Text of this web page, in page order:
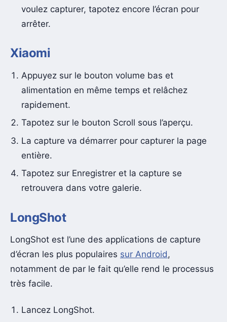
voulez capturer, tapotez encore l’écran pour
arrêter.
Xiaomi
Appuyez sur le bouton volume bas et
alimentation en même temps et relâchez
rapidement.
Tapotez sur le bouton Scroll sous l’aperçu.
La capture va démarrer pour capturer la page
entière.
Tapotez sur Enregistrer et la capture se
retrouvera dans votre galerie.
LongShot
LongShot est l’une des applications de capture
d’écran les plus populaires sur Android,
notamment de par le fait qu’elle rend le processus
très facile.
Lancez LongShot.